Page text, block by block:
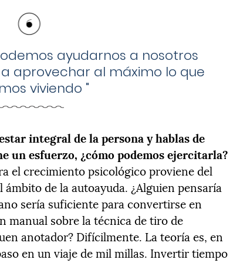
ayudarnos a nosotros
aprovechar al máximo lo que
viviendo "
integral de la persona y hablas de
un esfuerzo, ¿cómo podemos ejercitarla?
el crecimiento psicológico proviene del
de la autoayuda. ¿Alguien pensaría
sería suficiente para convertirse en
manual sobre la técnica de tiro de
anotador? Difícilmente. La teoría es, en
en un viaje de mil millas. Invertir tiempo